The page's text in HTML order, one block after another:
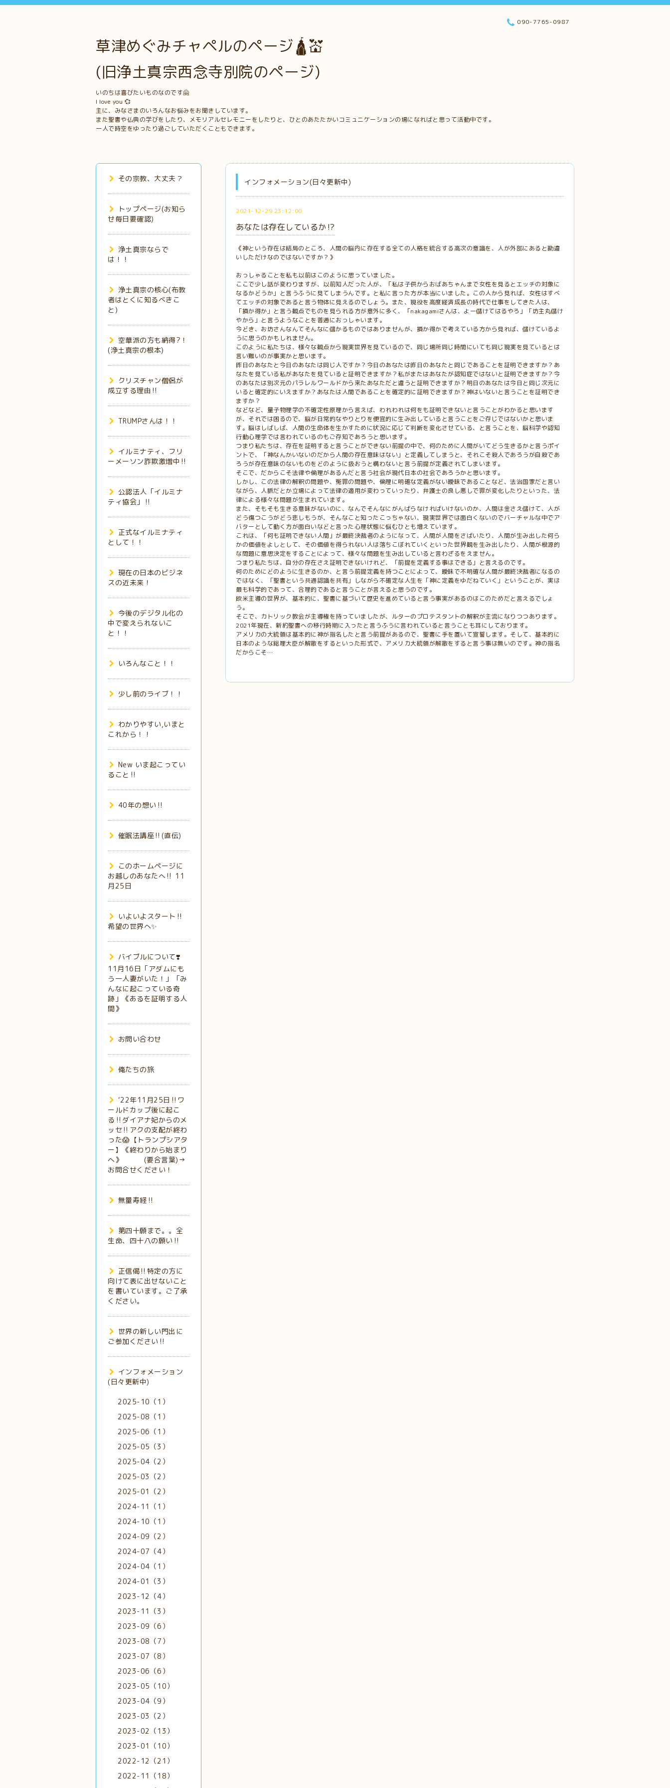
草津めぐみチャペルのページ🛕💒
(旧浄土真宗西念寺別院のページ)
いのちは喜びたいものなのです🤗
I love you 💞
主に、みなさまのいろんなお悩みをお聞きしています。
また聖書や仏典の学びをしたり、メモリアルセレモニーをしたりと、ひとのあたたかいコミュニケーションの場になればと思って活動中です。
一人で時空をゆったり過ごしていただくこともできます。
090-7765-0987
インフォメーション(日々更新中)
2021-12-29 23:12:00
あなたは存在しているか⁉︎
《神という存在は結局のところ、人間の脳内に存在する全ての人格を統合する高次の意識を、人が外部にあると勘違
いしただけなのではないですか？》
おっしゃることを私も以前はこのように思っていました。
ここで少し話が変わりますが、以前知人だった人が、「私は子供からおばあちゃんまで女性を見るとエッチの対象に
なるかどうか」と言うふうに見てしまうんです。と私に言った方が本当にいました。この人から見れば、女性はすべ
てエッチの対象であると言う物体に見えるのでしょう。また、現役を高度経済成長の時代で仕事をしてきた人は、
「損か得か」と言う観点でものを見られる方が意外に多く、「nakagamiさんは、よー儲けてはるやろ」「坊主丸儲け
やから」と言うようなことを普通におっしゃいます。
今どき、お坊さんなんてそんなに儲かるものではありませんが、損か得かで考えている方から見れば、儲けているよ
うに思うのかもしれません。
このように私たちは、様々な観点から現実世界を見ているので、同じ場所同じ時間にいても同じ現実を見ているとは
言い難いのが事実かと思います。
昨日のあなたと今日のあなたは同じ人ですか？今日のあなたは昨日のあなたと同じであることを証明できますか？あ
なたを見ている私があなたを見ていると証明できますか？私がまたはあなたが認知症ではないと証明できますか？今
のあなたは別次元のパラレルワールドから来たあなただと違うと証明できますか？明日のあなたは今日と同じ次元に
いると確定的にいえますか？あなたは人間であることを確定的に証明できますか？神はいないと言うことを証明でき
ますか？
などなど、量子物理学の不確定性原理から言えば、われわれは何をも証明できないと言うことがわかると思います
が、それでは困るので、脳が日常的なやりとりを便宜的に生み出していると言うことをご存じではないかと思いま
す。脳はしばしば、人間の生命体を生かすために状況に応じて判断を変化させている、と言うことを、脳科学や認知
行動心理学では言われているのもご存知であろうと思います。
つまり私たちは、存在を証明すると言うことができない前提の中で、何のために人間がいてどう生きるかと言うポイ
ントで、「神なんかいないのだから人間の存在意味はない」と定義してしまうと、それこそ殺人であろうが自殺であ
ろうが存在意味のないものをどのように扱おうと構わないと言う前提が定義されてしまいます。
そこで、だからこそ法律や倫理があるんだと言う社会が現代日本の社会であろうかと思います。
しかし、この法律の解釈の問題や、冤罪の問題や、倫理に明確な定義がない曖昧であることなど、法治国家だと言い
ながら、人脈だとか立場によって法律の適用が変わっていったり、弁護士の良し悪しで罪が変化したりといった、法
律による様々な問題が生まれています。
また、そもそも生きる意味がないのに、なんでそんなにがんばらなければいけないのか、人間は金さえ儲けて、人が
どう傷つこうがどう悲しもうが、そんなこと知ったこっちゃない、現実世界では面白くないのでバーチャルな中でア
バターとして動く方が面白いなどと言った心理状態に悩むひとも増えています。
これは、「何も証明できない人間」が最終決裁者のようになって、人間が人間をさばいたり、人間が生み出した何ら
かの価値をよしとして、その価値を得られない人は落ちこぼれていくといった世界観を生み出したり、人間が根源的
な問題に意思決定をすることによって、様々な問題を生み出していると言わざるをえません。
つまり私たちは、自分の存在さえ証明できないけれど、「前提を定義する事はできる」と言えるのです。
何のためにどのように生きるのか、と言う前提定義を持つことによって、曖昧で不明確な人間が最終決裁者になるの
ではなく、「聖書という共通認識を共有」しながら不確定な人生を「神に定義をゆだねていく」ということが、実は
最も科学的であって、合理的であると言うことが言えると思うのです。
欧米主導の世界が、基本的に、聖書に基づいて歴史を進めていると言う事実があるのはこのためだと言えるでしょ
う。
そこで、カトリック教会が主導権を持っていましたが、ルターのプロテスタントの解釈が主流になりつつあります。
2021年現在、新約聖書への移行時期に入ったと言うふうに言われていると言うことも耳にしております。
アメリカの大統領は基本的に神が指名したと言う前提があるので、聖書に手を置いて宣誓します。そして、基本的に
日本のような総理大臣が解散をするといった形式で、アメリカ大統領が解散をすると言う事は無いのです。神の指名
だからこそ…
その宗教、大丈夫？
トップページ(お知ら
せ毎日要確認)
浄土真宗ならで
は！！
浄土真宗の核心(布教
者はとくに知るべきこ
と)
空華派の方も納得?！
(浄土真宗の根本)
クリスチャン僧侶が
成立する理由‼️
TRUMPさんは！！
イルミナティ、フリ
ーメーソン詐欺激増中‼️
公認法人「イルミナ
ティ協会」‼️
正式なイルミナティ
として！！
現在の日本のビジネ
スの近未来！
今後のデジタル化の
中で変えられないこ
と！！
いろんなこと！！
少し前のライブ！！
わかりやすい,いまと
これから！！
New いま起こってい
ること‼️
40年の想い‼️
催眠法講座‼️(直伝)
このホームページに
お越しのあなたへ‼️ 11
月25日
いよいよスタート‼️
希望の世界へ✨
バイブルについて❣️
11月16日「アダムにも
う一人妻がいた！」「み
んなに起こっている奇
跡」《あるを証明する人
間》
お問い合わせ
俺たちの旅
‘22年11月25日‼️ワ
ールドカップ後に起こ
る‼️ダイアナ妃からのメ
ッセ‼️アクの支配が終わ
った😱【トランプシアタ
ー】《終わりから始まり
へ》 (要合言葉)→
お問合せください！
無量寿経‼️
第四十願まで。。全
生命、四十八の願い‼️
正信偈‼️特定の方に
向けて表に出せないこと
を書いています。ご了承
ください。
世界の新しい門出に
ご参加ください‼️
インフォメーション
(日々更新中)
2025-10（1）
2025-08（1）
2025-06（1）
2025-05（3）
2025-04（2）
2025-03（2）
2025-01（2）
2024-11（1）
2024-10（1）
2024-09（2）
2024-07（4）
2024-04（1）
2024-01（3）
2023-12（4）
2023-11（3）
2023-09（6）
2023-08（7）
2023-07（8）
2023-06（6）
2023-05（10）
2023-04（9）
2023-03（2）
2023-02（13）
2023-01（10）
2022-12（21）
2022-11（18）